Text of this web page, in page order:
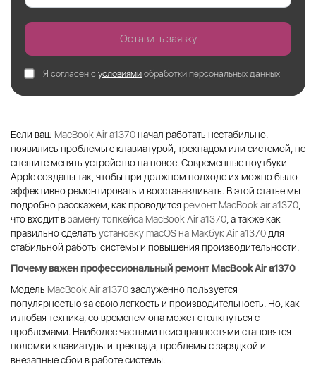
Оставить заявку
Я согласен с условиями обработки персональных данных
Если ваш MacBook Air a1370начал работать нестабильно,
появились проблемы с клавиатурой, трекпадом или системой, не
спешите менять устройство на новое. Современные ноутбуки
Apple созданы так, чтобы при должном подходе их можно было
эффективно ремонтировать и восстанавливать. В этой статье мы
подробно расскажем, как проводится ремонт MacBook air a1370
что входит взамену топкейса MacBook Air a1370 , а также как
правильно сделать установку macOS на Макбук Air a1370 для
стабильной работы системы и повышения производительности.
Почему важен профессиональныйремонт MacBook Air a1370
Модель MacBook Air a1370заслуженно пользуется
популярностью за свою легкость и производительность. Но, как
и любая техника, со временем она может столкнуться с
проблемами. Наиболее частыми неисправностями становятся
поломки клавиатуры и трекпада, проблемы с зарядкой и
внезапные сбои в работе системы.